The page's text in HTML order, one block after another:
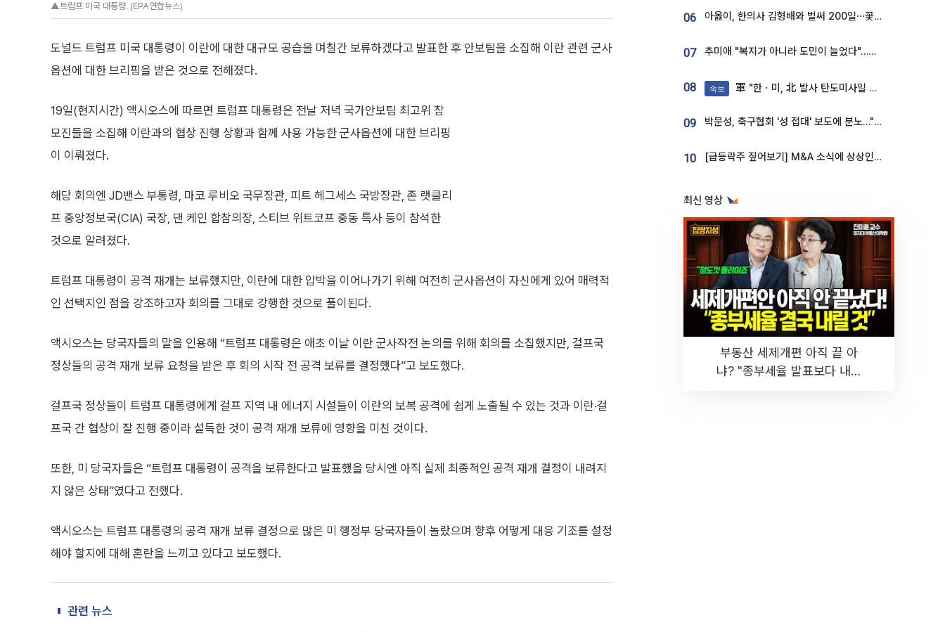
▲트럼프 미국 대통령. (EPA연합뉴스)
도널드 트럼프 미국 대통령이 이란에 대한 대규모 공습을 며칠간 보류하겠다고 발표한 후 안보팀을 소집해 이란 관련 군사
옵션에 대한 브리핑을 받은 것으로 전해졌다.
19일(현지시간) 액시오스에 따르면 트럼프 대통령은 전날 저녁 국가안보팀 최고위 참
모진들을 소집해 이란과의 협상 진행 상황과 함께 사용 가능한 군사옵션에 대한 브리핑
이 이뤄졌다.
해당 회의엔 JD밴스 부통령, 마코 루비오 국무장관, 피트 헤그세스 국방장관, 존 랫클리
프 중앙정보국(CIA) 국장, 댄 케인 합참의장, 스티브 위트코프 중동 특사 등이 참석한
것으로 알려졌다.
트럼프 대통령이 공격 재개는 보류했지만, 이란에 대한 압박을 이어나가기 위해 여전히 군사옵션이 자신에게 있어 매력적
인 선택지인 점을 강조하고자 회의를 그대로 강행한 것으로 풀이된다.
액시오스는 당국자들의 말을 인용해 “트럼프 대통령은 애초 이날 이란 군사작전 논의를 위해 회의를 소집했지만, 걸프국
정상들의 공격 재개 보류 요청을 받은 후 회의 시작 전 공격 보류를 결정했다”고 보도했다.
걸프국 정상들이 트럼프 대통령에게 걸프 지역 내 에너지 시설들이 이란의 보복 공격에 쉽게 노출될 수 있는 것과 이란·걸
프국 간 협상이 잘 진행 중이라 설득한 것이 공격 재개 보류에 영향을 미친 것이다.
또한, 미 당국자들은 “트럼프 대통령이 공격을 보류한다고 발표했을 당시엔 아직 실제 최종적인 공격 재개 결정이 내려지
지 않은 상태”였다고 전했다.
액시오스는 트럼프 대통령의 공격 재개 보류 결정으로 많은 미 행정부 당국자들이 놀랐으며 향후 어떻게 대응 기조를 설정
해야 할지에 대해 혼란을 느끼고 있다고 보도했다.
관련 뉴스
06 아옳이, 한의사 김형배와 벌써 200일⋯꽃다발 들고 "프러포즈 아냐"
07 추미애 "복지가 아니라 도민이 늘었다"…재정난 책임론 정면돌파
08 속보 軍 "한ㆍ미, 北 발사 탄도미사일 제원 정밀분석 중"
09 박문성, 축구협회 '성 접대' 보도에 분노…"다 말아먹으려고 작정했나"
10 [급등락주 짚어보기] M&A 소식에 상상인증권ㆍ유니켐 ‘상한가’⋯유증 제동 걸린 SK디앤디↑
최신 영상
부동산 세제개편 아직 끝 아
냐? "종부세율 발표보다 내릴